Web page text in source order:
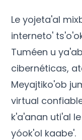
Le yojeta'al
interneto'
Tuméen u
cibernéticas,
Meyajtiko'ob
virtual
k'a'anan uti'al
yóok'ol kaabe'.